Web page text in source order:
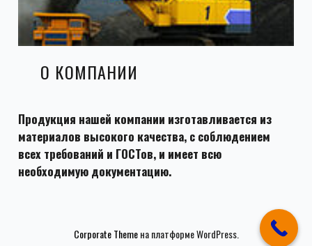
О КОМПАНИИ
Продукция нашей компании изготавливается из
материалов высокого качества, с соблюдением
всех требований и ГОСТов, и имеет всю
необходимую документацию.
Corporate Themeна платформе WordPress.